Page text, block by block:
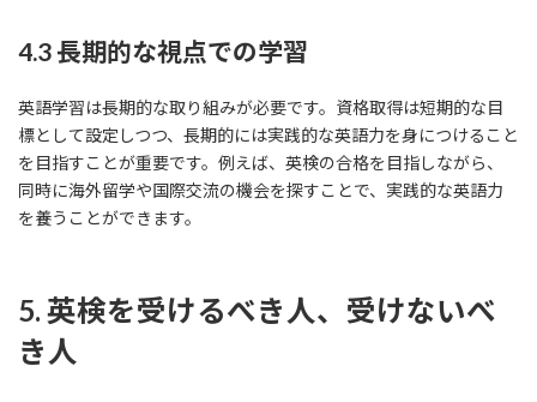
4.3 長期的な視点での学習
英語学習は長期的な取り組みが必要です。資格取得は短期的な目
標として設定しつつ、長期的には実践的な英語力を身につけること
を目指すことが重要です。例えば、英検の合格を目指しながら、
同時に海外留学や国際交流の機会を探すことで、実践的な英語力
を養うことができます。
5. 英検を受けるべき人、受けないべ
き人